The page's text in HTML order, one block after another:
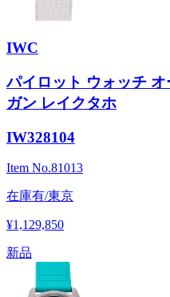
IWC
パイロット ウォッチ
ガン レイクタホ
IW328104
Item No.81013
在庫有/東京
¥1,129,850
新品